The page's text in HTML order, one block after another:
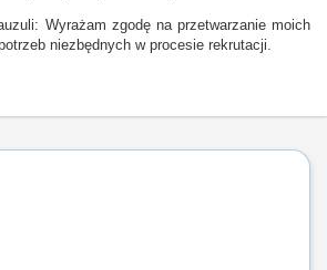
Wyrażam zgodę na przetwarzanie moich
niezbędnych w procesie rekrutacji.